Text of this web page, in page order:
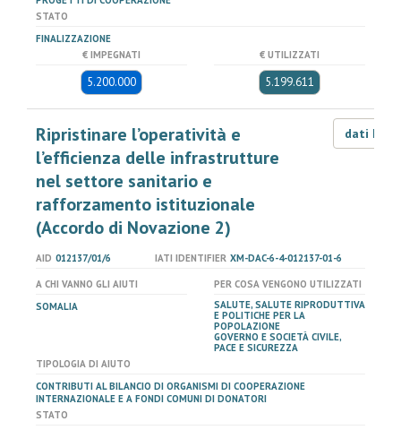
STATO
FINALIZZAZIONE
€ IMPEGNATI
5.200.000
€ UTILIZZATI
5.199.611
Ripristinare l’operatività e
l’efficienza delle infrastrutture
nel settore sanitario e
rafforzamento istituzionale
(Accordo di Novazione 2)
dati LOD
AID 012137/01/6 IATI IDENTIFIER XM-DAC-6-4-012137-01-6
A CHI VANNO GLI AIUTI
SOMALIA
PER COSA VENGONO UTILIZZATI
SALUTE, SALUTE RIPRODUTTIVA
E POLITICHE PER LA
POPOLAZIONE
GOVERNO E SOCIETÀ CIVILE,
PACE E SICUREZZA
TIPOLOGIA DI AIUTO
CONTRIBUTI AL BILANCIO DI ORGANISMI DI COOPERAZIONE
INTERNAZIONALE E A FONDI COMUNI DI DONATORI
STATO